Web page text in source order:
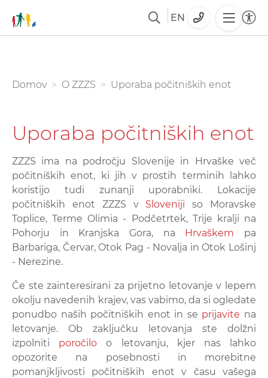
glavno
EN
You are here:
Domov O ZZZS Uporaba počitniških enot
Uporaba počitniških enot
ZZZS ima na področju Slovenije in Hrvaške več
počitniških enot, ki jih v prostih terminih lahko
koristijo tudi zunanji uporabniki. Lokacije
počitniških enot ZZZS v Sloveniji so Moravske
Toplice, Terme Olimia - Podčetrtek, Trije kralji na
Pohorju in Kranjska Gora, na Hrvaškem pa
Barbariga, Červar, Otok Pag - Novalja in Otok Lošinj
- Nerezine.
Če ste zainteresirani za prijetno letovanje v lepem
okolju navedenih krajev, vas vabimo, da si ogledate
ponudbo naših počitniških enot in se prijavite na
letovanje. Ob zaključku letovanja ste dolžni
izpolniti poročilo o letovanju, kjer nas lahko
opozorite na posebnosti in morebitne
pomanjkljivosti počitniških enot v času vašega